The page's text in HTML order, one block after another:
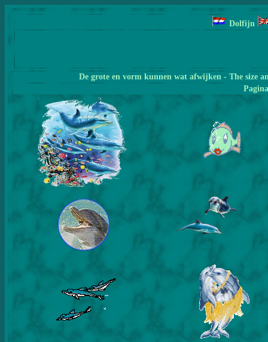
Dolfijn
De grote en vorm kunnen wat afwijken - The size